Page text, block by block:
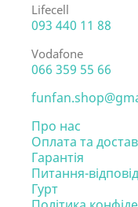
Lifecell
093 440 11 88
Vodafone
066 359 55 66
Про нас
Оплата та
Гарантія
Питання-
Гурт